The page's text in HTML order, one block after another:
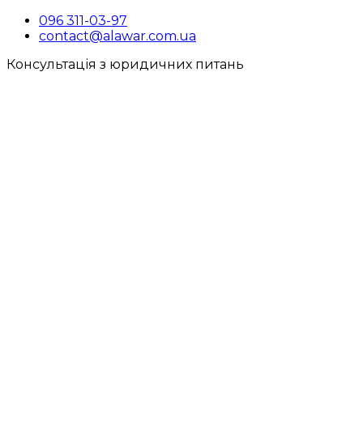
096 311-03-97
contact@alawar.com.ua
Консультація з юридичних питань